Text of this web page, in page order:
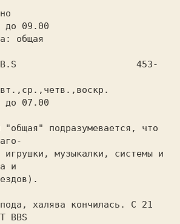
подразумевается, что
музыкалки, системы и
и
халява кончилась. С 21
BBS